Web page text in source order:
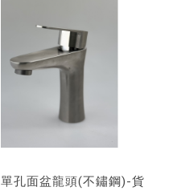
單孔面盆龍頭(不鏽鋼)-貨